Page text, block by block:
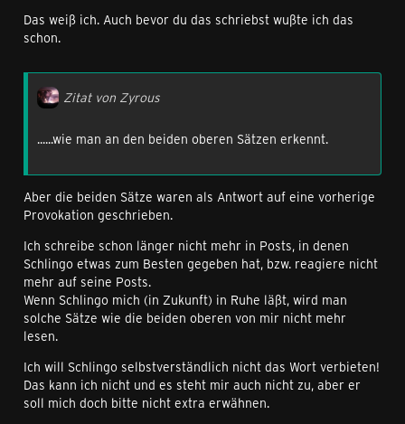
Das weiß ich. Auch bevor du das schriebst wußte ich das
schon.
Zitat von Zyrous
......wie man an den beiden oberen Sätzen erkennt.
Aber die beiden Sätze waren als Antwort auf eine vorherige
Provokation geschrieben.
Ich schreibe schon länger nicht mehr in Posts, in denen
Schlingo etwas zum Besten gegeben hat, bzw. reagiere nicht
mehr auf seine Posts.
Wenn Schlingo mich (in Zukunft) in Ruhe läßt, wird man
solche Sätze wie die beiden oberen von mir nicht mehr
lesen.
Ich will Schlingo selbstverständlich nicht das Wort verbieten!
Das kann ich nicht und es steht mir auch nicht zu, aber er
soll mich doch bitte nicht extra erwähnen.